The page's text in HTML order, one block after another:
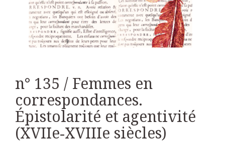
n° 135 / Femmes en
correspondances.
Épistolarité et agentivité
(XVIIe‑XVIIIe siècles)